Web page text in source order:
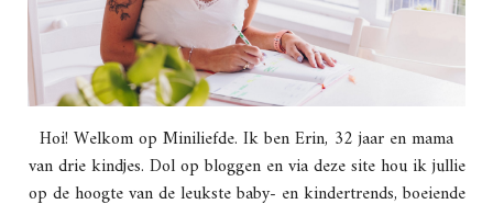
Hoi! Welkom op Miniliefde. Ik ben Erin, 32 jaar en mama
van drie kindjes. Dol op bloggen en via deze site hou ik jullie
op de hoogte van de leukste baby- en kindertrends, boeiende